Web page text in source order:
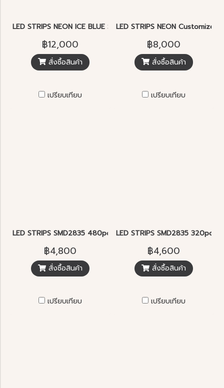
LED STRIPS NEON ICE BLUE SMD2835 5.7W 120pcs./m. 20M/
฿12,000
สั่งซื้อสินค้า
เปรียบเทียบ
LED STRIPS NEON
฿8,000
สั่งซื้อสินค้า
เปรียบเทียบ
LED STRIPS SMD2835 480pcs/m.
฿4,800
สั่งซื้อสินค้า
เปรียบเทียบ
LED STRIPS SMD2835 320pcs/
฿4,600
สั่งซื้อสินค้า
เปรียบเทียบ